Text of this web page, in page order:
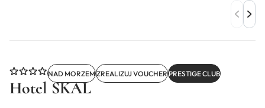
NAD MORZEMZREALIZUJ VOUCHER PRESTIGE CLUB
Hotel SKAL